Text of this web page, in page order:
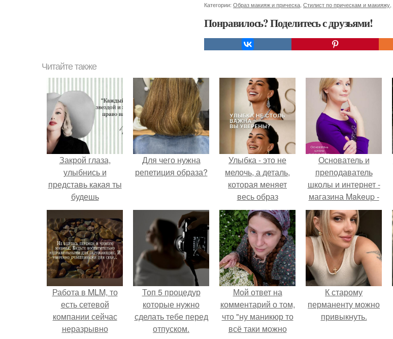
Категории: Образ макияж и прическа Стилист по прическам и макияжу
Понравилось? Поделитесь с друзьями!
Читайте также
Закрой глаза,
улыбнись и
представь какая ты
будешь
необыкновенно
прекрасная, если
придешь в Beauty
Salon "Karolina"?
Для чего нужна
репетиция образа?
Улыбка - это не
мелочь, а деталь,
которая меняет
весь образ
человека.
Основатель и
преподаватель
школы и интернет -
магазина Makeup -
spb.
Работа в MLM, то
есть сетевой
компании сейчас
неразрывно
Топ 5 процедур
которые нужно
сделать тебе перед
отпуском.
Мой ответ на
комментарий о том,
что "ну маникюр то
всё таки можно
К старому
перманенту можно
привыкнуть.